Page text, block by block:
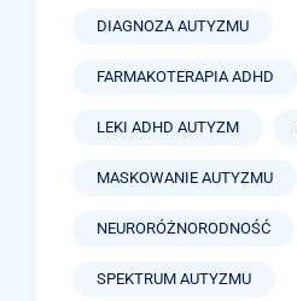
DIAGNOZA AUTYZMU
FARMAKOTERAPIA ADHD
LEKI ADHD AUTYZM
MASKOWANIE AUTYZMU
NEURORÓŻNORODNOŚĆ
SPEKTRUM AUTYZMU